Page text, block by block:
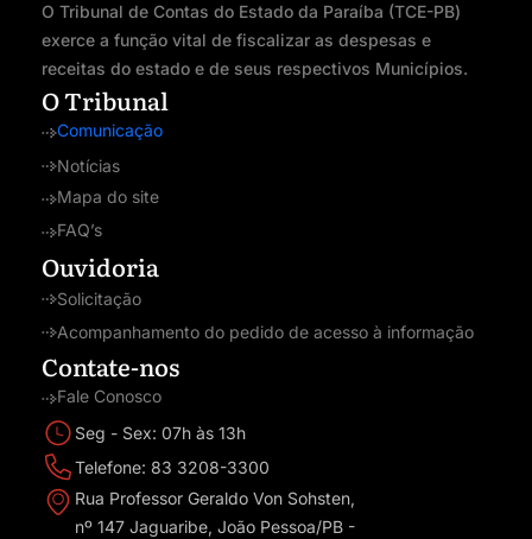
O Tribunal de Contas do Estado da Paraíba (TCE-PB)
exerce a função vital de fiscalizar as despesas e
receitas do estado e de seus respectivos Municípios.
O Tribunal
Comunicação
Notícias
Mapa do site
FAQ’s
Ouvidoria
Solicitação
Acompanhamento do pedido de acesso à informação
Contate-nos
Fale Conosco
Seg - Sex: 07h às 13h
Telefone: 83 3208-3300
Rua Professor Geraldo Von Sohsten,
nº 147 Jaguaribe, João Pessoa/PB -